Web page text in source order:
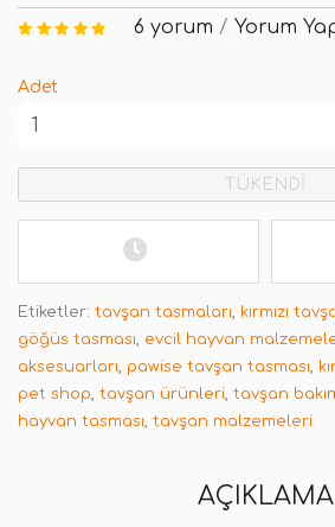
6 yorum / Yorum
Adet
TÜKENDİ
Etiketler: tavşan tasmaları, kırmızı
göğüs tasması, evcil hayvan
aksesuarları, pawise tavşan tasması,
pet shop, tavşan ürünleri, tavşan
hayvan tasması, tavşan malzemeleri
AÇIKLAMA